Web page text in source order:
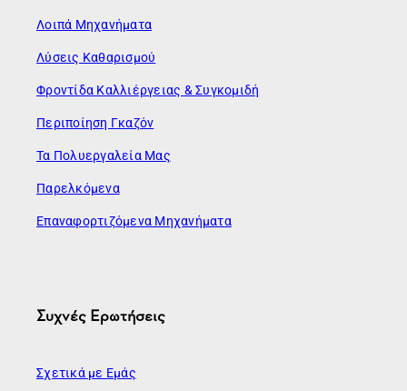
Λοιπά Μηχανήματα
Λύσεις Καθαρισμού
Φροντίδα Καλλιέργειας & Συγκομιδή
Περιποίηση Γκαζόν
Τα Πολυεργαλεία Μας
Παρελκόμενα
Επαναφορτιζόμενα Μηχανήματα
Συχνές Ερωτήσεις
Σχετικά με Εμάς